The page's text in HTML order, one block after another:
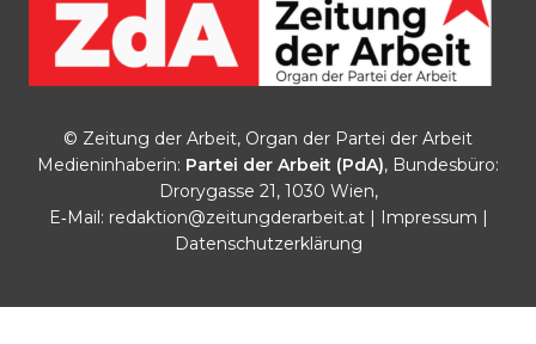
© Zeitung der Arbeit, Organ der Partei der Arbeit
Medieninhaberin: Partei der Arbeit (PdA), Bundesbüro:
Drorygasse 21, 1030 Wien,
E‑Mail: redaktion@zeitungderarbeit.at| Impressum |
Datenschutzerklärung